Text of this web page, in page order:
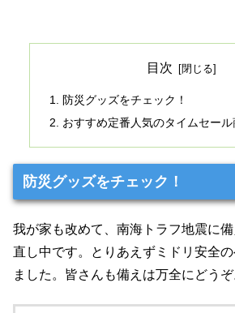
目次
防災グッズをチェック！
おすすめ定番人気のタイムセール
防災グッズをチェック！
我が家も改めて、南海トラフ地震に
直し中です。とりあえずミドリ安全
ました。皆さんも備えは万全にどうぞ